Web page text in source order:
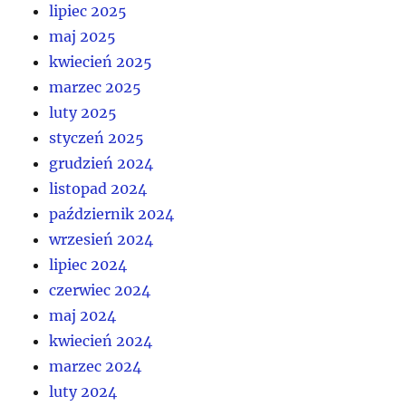
lipiec 2025
maj 2025
kwiecień 2025
marzec 2025
luty 2025
styczeń 2025
grudzień 2024
listopad 2024
październik 2024
wrzesień 2024
lipiec 2024
czerwiec 2024
maj 2024
kwiecień 2024
marzec 2024
luty 2024